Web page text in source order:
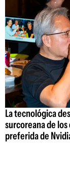
La tecnológica
surcoreana de
preferida de